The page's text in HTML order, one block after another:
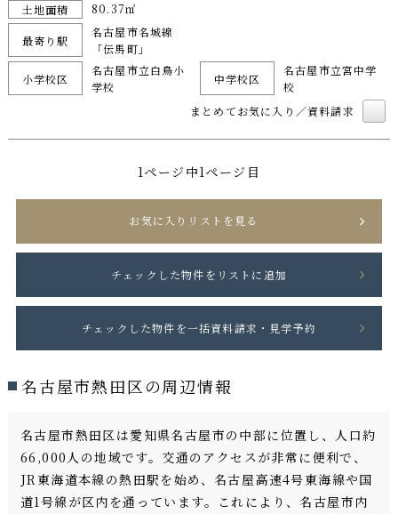
土地面積 80.37㎡
最寄り駅
名古屋市名城線
「伝馬町」
小学校区
名古屋市立白鳥小
学校
中学校区
名古屋市立宮中学
校
まとめてお気に入り／資料請求
1ページ中1ページ目
お気に入りリストを見る
名古屋市熱田区の周辺情報
名古屋市熱田区は愛知県名古屋市の中部に位置し、人口約
66,000人の地域です。交通のアクセスが非常に便利で、
JR東海道本線の熱田駅を始め、名古屋高速4号東海線や国
道1号線が区内を通っています。これにより、名古屋市内